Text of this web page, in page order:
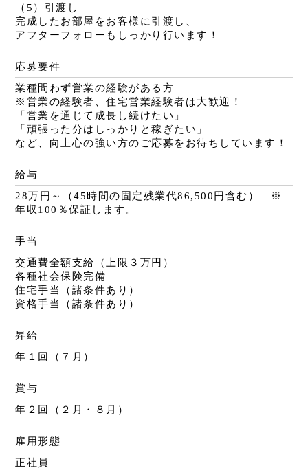
（5）引渡し
完成したお部屋をお客様に引渡し、
アフターフォローもしっかり行います！
応募要件
業種問わず営業の経験がある方
※営業の経験者、住宅営業経験者は大歓迎！
「営業を通じて成長し続けたい」
「頑張った分はしっかりと稼ぎたい」
など、向上心の強い方のご応募をお待ちしています！
給与
28万円～（45時間の固定残業代86,500円含む） ※
年収100％保証します。
手当
交通費全額支給（上限３万円）
各種社会保険完備
住宅手当（諸条件あり）
資格手当（諸条件あり）
昇給
年１回（７月）
賞与
年２回（２月・８月）
雇用形態
正社員